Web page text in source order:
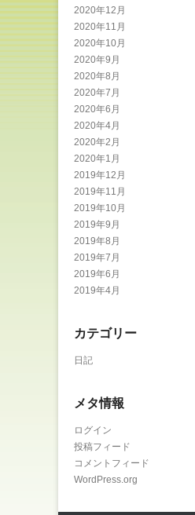
2020年12月
2020年11月
2020年10月
2020年9月
2020年8月
2020年7月
2020年6月
2020年4月
2020年2月
2020年1月
2019年12月
2019年11月
2019年10月
2019年9月
2019年8月
2019年7月
2019年6月
2019年4月
カテゴリー
日記
メタ情報
ログイン
投稿フィード
コメントフィード
WordPress.org